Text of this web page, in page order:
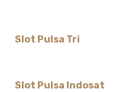
Slot Pulsa Tri
Slot Pulsa Indosat